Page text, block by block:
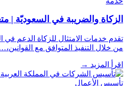
الزكاة والضريبة في السعوديّة |
تقدم خدمات الامتثال للزكاة الدعم في
من خلال التنفيذ المتوافق مع
اقرأ المزيد →